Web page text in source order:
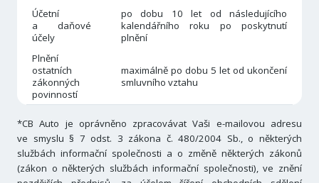
Účetní
a daňové
účely
po dobu 10 let od následujícího
kalendářního roku po poskytnutí
plnění
Plnění
ostatních
zákonných
povinností
maximálně po dobu 5 let od ukončení
smluvního vztahu
*CB Auto je oprávněno zpracovávat Vaši e-mailovou adresu
ve smyslu § 7 odst. 3 zákona č. 480/2004 Sb., o některých
službách informační společnosti a o změně některých zákonů
(zákon o některých službách informační společnosti), ve znění